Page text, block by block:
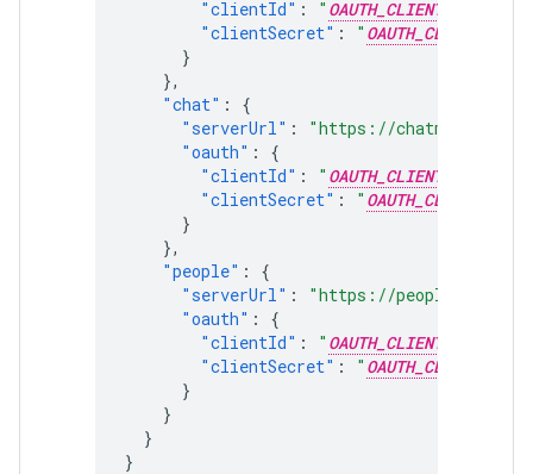
"clientId" : " OAUTH_CLIENT_ID
"clientSecret" : "
}
},
"chat" :
{
"serverUrl" :
"https://
"oauth" :
{
"clientId" : " OAUTH_CLIENT_ID
"clientSecret" : "
}
},
"people" :
{
"serverUrl" :
"https://
"oauth" :
{
"clientId" : " OAUTH_CLIENT_ID
"clientSecret" : "
}
}
}
}